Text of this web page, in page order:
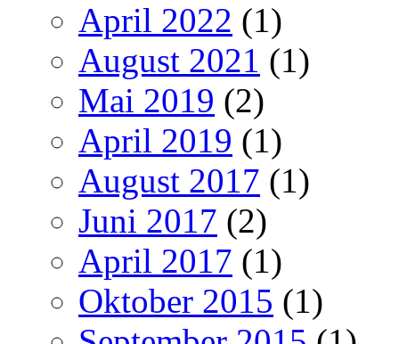
April 2022 (1)
August 2021 (1)
Mai 2019 (2)
April 2019 (1)
August 2017 (1)
Juni 2017 (2)
April 2017 (1)
Oktober 2015 (1)